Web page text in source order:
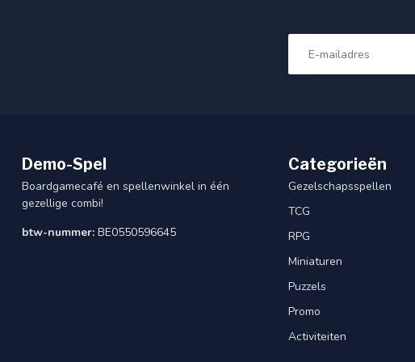
Demo-Spel
Boardgamecafé en spellenwinkel in één
gezellige combi!
btw-nummer: BE0550596645
Categorieën
Gezelschapsspellen
TCG
RPG
Miniaturen
Puzzels
Promo
Activiteiten